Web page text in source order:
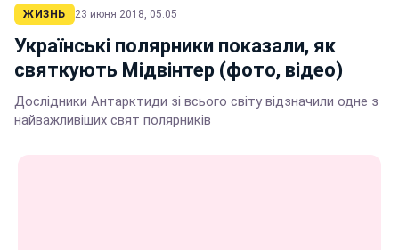
ЖИЗНЬ 23 июня 2018, 05:05
Українські полярники показали, як
святкують Мідвінтер (фото, відео)
Дослідники Антарктиди зі всього світу відзначили одне з
найважливіших свят полярників